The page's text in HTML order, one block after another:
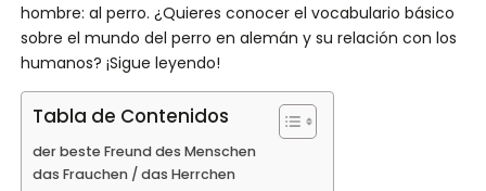
hombre: al perro. ¿Quieres conocer el vocabulario básico
sobre el mundo del perro en alemán y su relación con los
humanos? ¡Sigue leyendo!
Tabla de Contenidos
der beste Freund des Menschen
das Frauchen / das Herrchen